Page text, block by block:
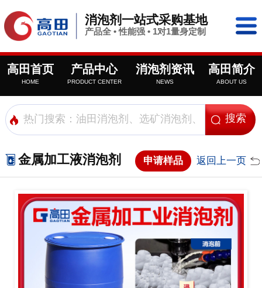
消泡剂一站式采购基地
产品全 • 性能强 • 1对1量身定制
高田首页
HOME
产品中心
PRODUCT CENTER
消泡剂资讯
NEWS
高田简介
ABOUT US
金属加工液消泡剂 申请样品 返回上一页